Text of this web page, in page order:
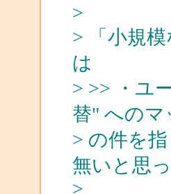
>
> 「小規
は
> >> ・ユ
替" へのマ
> の件を
無いと思
>